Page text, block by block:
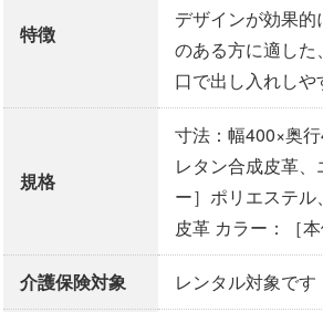
特徴
デザインが効果
のある方に適し
口で出し入れしや
規格
寸法：幅400×奥
レタン合成皮革
ー］ポリエステ
皮革 カラー：［
介護保険対象 レンタル対象です